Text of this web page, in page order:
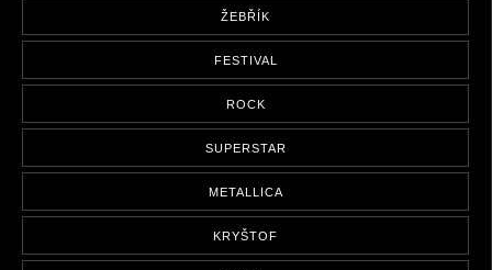
ŽEBŘÍK
FESTIVAL
ROCK
SUPERSTAR
METALLICA
KRYŠTOF